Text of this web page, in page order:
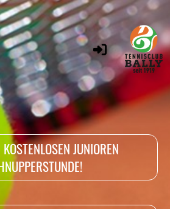
JUNIOREN